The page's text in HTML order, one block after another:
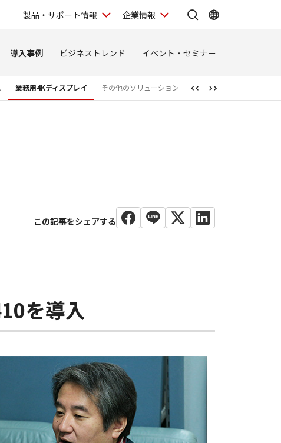
製品・サポート情報 企業情報
導入事例 ビジネストレンド イベント・セミナー
業務用4Kディスプレイ その他のソリューション
を導入